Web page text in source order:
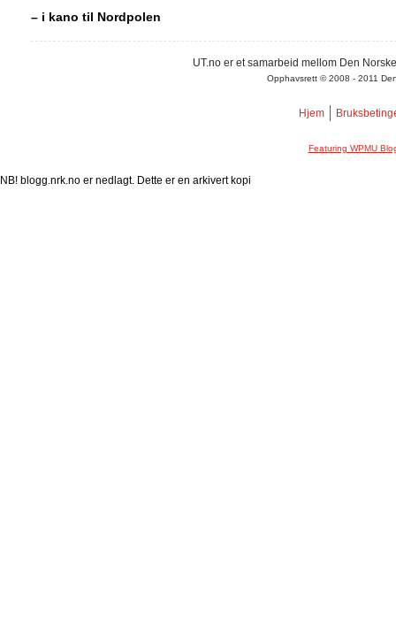
– i kano til Nordpolen
UT.no er et samarbeid mellom Den
Opphavsrett © 2008 - 2011
Hjem
Featuring WPMU
NB! blogg.nrk.no er nedlagt. Dette er en arkivert kopi